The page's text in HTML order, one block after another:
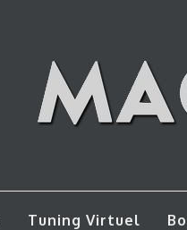
Tuning Virtuel